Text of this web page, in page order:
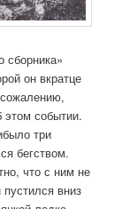
сборника»
он вкратце
событии.
три
бегством.
что с ним не
вниз